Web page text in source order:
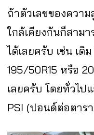
ถ้าตัวเลขของควา
ใกล้เคียงกันก็สามา
ได้เลยครับ เช่น เดิ
195/50R15 หรือ
เลยครับ โดยทั่วไ
PSI (ปอนด์ต่อตาร